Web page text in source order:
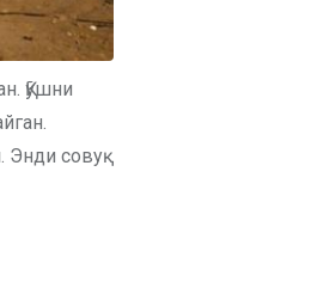
Қўшни
Энди совуқ